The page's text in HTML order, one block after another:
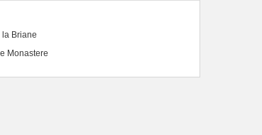
la Briane
Monastere